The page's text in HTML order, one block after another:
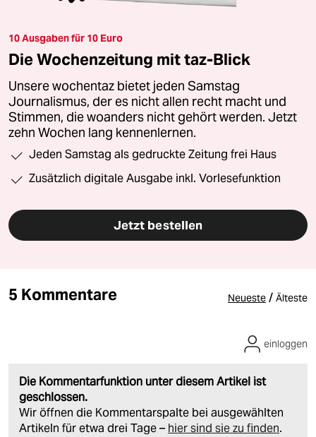
10 Ausgaben für 10 Euro
Die Wochenzeitung mit taz-Blick
Unsere wochentaz bietet jeden Samstag
Journalismus, der es nicht allen recht macht und
Stimmen, die woanders nicht gehört werden. Jetzt
zehn Wochen lang kennenlernen.
Jeden Samstag als gedruckte Zeitung frei Haus
Zusätzlich digitale Ausgabe inkl. Vorlesefunktion
Jetzt bestellen
5 Kommentare Neueste / Älteste
Die Kommentarfunktion unter diesem Artikel ist
geschlossen.
Wir öffnen die Kommentarspalte bei ausgewählten
Artikeln für etwa drei Tage – hier sind sie zu finden.
einloggen